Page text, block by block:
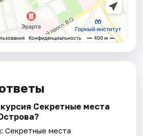
Секретные места
Секретные места